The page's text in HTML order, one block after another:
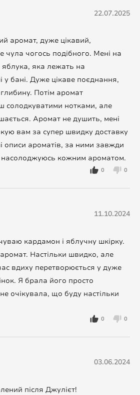
22.07.2025
аромат, дуже цікавий,
чула чогось подібного. Мені на
яблука, яка лежать на
у бані. Дуже цікаве поєднання,
глибину. Потім аромат
солодкуватими нотками, але
Аромат не душить, мені
вам за супер швидку доставку
описи ароматів, за ними завжди
насолоджуюсь кожним ароматом.
0 0
11.10.2024
кардамон і яблучну шкірку.
Настільки швидко, але
вдиху перетворюється у дуже
Я брала його просто
очікувала, що буду настільки
0 0
03.06.2024
після Джулієт!